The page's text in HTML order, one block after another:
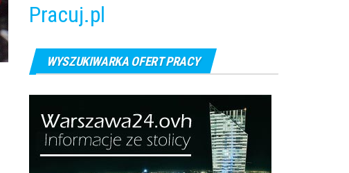
Pracuj.pl
WYSZUKIWARKA OFERT PRACY